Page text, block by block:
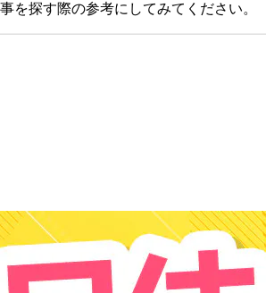
を探す際の参考にしてみてください。